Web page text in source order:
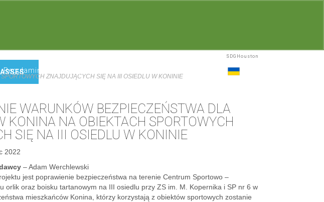
SDGHouston
Regulamin KBO
ZNAJDUJĄCYCH SIĘ NA III OSIEDLU W KONINIE
WARUNKÓW BEZPIECZEŃSTWA DLA
KONINA NA OBIEKTACH SPORTOWYCH
SIĘ NA III OSIEDLU W KONINIE
2022
– Adam Werchlewski
jest poprawienie bezpieczeństwa na terenie Centrum Sportowo –
orlik oraz boisku tartanowym na III osiedlu przy ZS im. M. Kopernika i SP nr 6 w
mieszkańców Konina, którzy korzystają z obiektów sportowych zostanie